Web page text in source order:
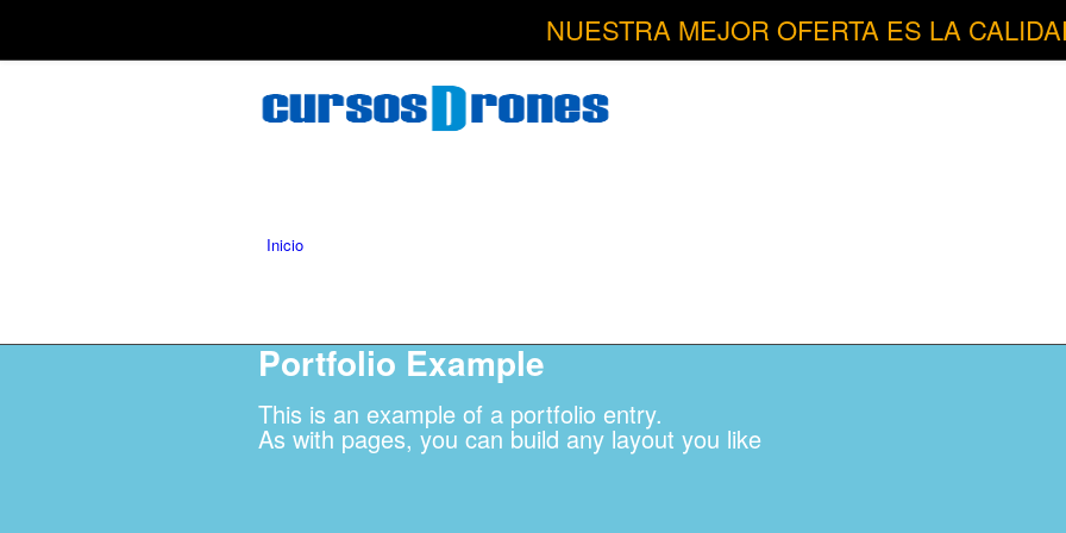
Inicio
Portfolio Example
This is an example of a portfolio entry.
As with pages, you can build any layout you like
NUESTRA MEJOR OFERTA ES LA